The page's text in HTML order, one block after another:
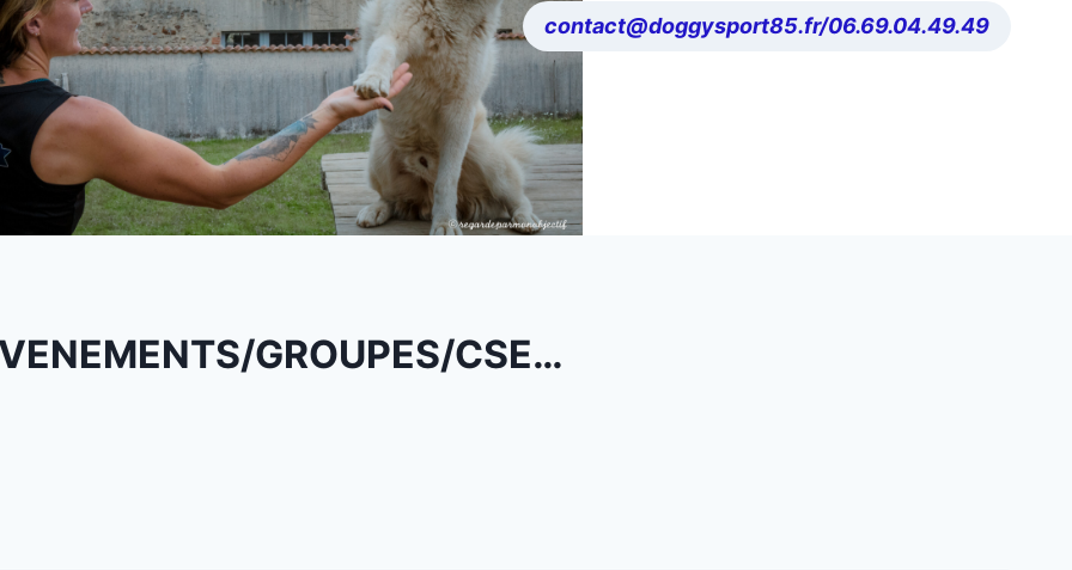
contact@doggysport85.fr/06.69.04.49.49
GROUPES/CSE…